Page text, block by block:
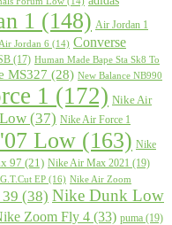
1 (148) Air Jordan 1
Air Jordan 6 (14) Converse
(17) Human Made Bape Sta Sk8 To
MS327 (28) New Balance NB990
1 (172) Nike Air
(37) Nike Air Force 1
Low (163) Nike
97 (21) Nike Air Max 2021 (19)
EP (16) Nike Air Zoom
(38) Nike Dunk Low
Zoom Fly 4 (33) puma (19)